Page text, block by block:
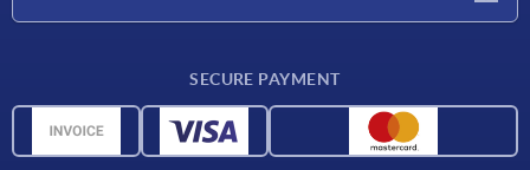
CAD data
SECURE PAYMENT